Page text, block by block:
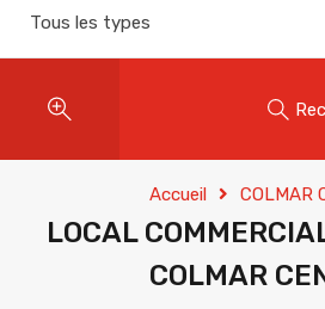
Tous les types
Accueil COLMAR
LOCAL
COLMAR